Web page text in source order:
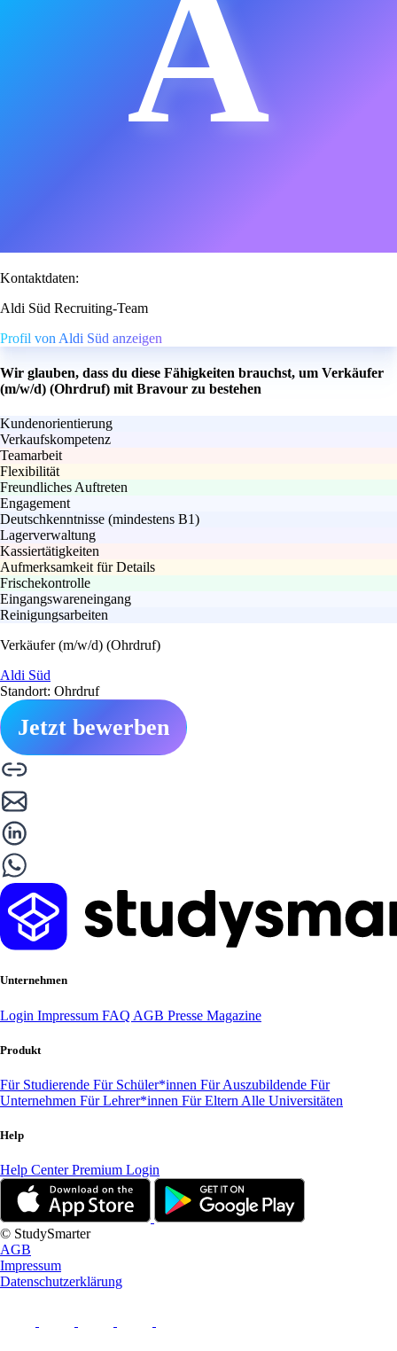
A
Kontaktdaten:
Aldi Süd Recruiting-Team
Profil von Aldi Süd anzeigen
Wir glauben, dass du diese Fähigkeiten brauchst, um Verkäufer
(m/w/d) (Ohrdruf) mit Bravour zu bestehen
Kundenorientierung
Verkaufskompetenz
Teamarbeit
Flexibilität
Freundliches Auftreten
Engagement
Deutschkenntnisse (mindestens B1)
Lagerverwaltung
Kassiertätigkeiten
Aufmerksamkeit für Details
Frischekontrolle
Eingangswareneingang
Reinigungsarbeiten
Verkäufer (m/w/d) (Ohrdruf)
Aldi Süd
Standort: Ohrdruf
Jetzt bewerben
Unternehmen
Login Impressum FAQ AGB Presse Magazine
Produkt
Für Studierende Für Schüler*innen Für Auszubildende Für
Unternehmen Für Lehrer*innen Für Eltern Alle Universitäten
Help
Help CenterPremium Login
© StudySmarter
AGB
Impressum
Datenschutzerklärung